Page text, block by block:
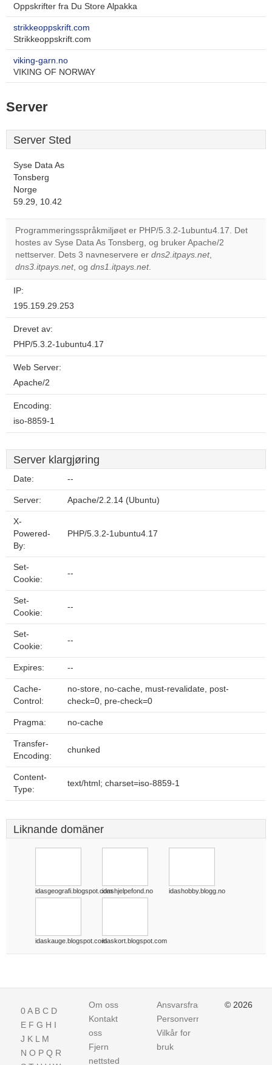
Oppskrifter fra Du Store Alpakka
strikkeoppskrift.com
Strikkeoppskrift.com
viking-garn.no
VIKING OF NORWAY
Server
Server Sted
Syse Data As
Tonsberg
Norge
59.29, 10.42
Programmeringsspråkmiljøet er PHP/5.3.2-1ubuntu4.17. Det
hostes av Syse Data As Tonsberg, og bruker Apache/2
nettserver. Dets 3 navneservere er dns2.itpays.net,
dns3.itpays.net, og dns1.itpays.net.
IP:
195.159.29.253
Drevet av:
PHP/5.3.2-1ubuntu4.17
Web Server:
Apache/2
Encoding:
iso-8859-1
Server klargjøring
Date: --
Server: Apache/2.2.14 (Ubuntu)
X-
Powered-
By:
PHP/5.3.2-1ubuntu4.17
Set-
Cookie:
--
Set-
Cookie:
--
Set-
Cookie:
--
Expires: --
Cache-
Control:
no-store, no-cache, must-revalidate, post-
check=0, pre-check=0
Pragma: no-cache
Transfer-
Encoding:
chunked
Content-
Type:
text/html; charset=iso-8859-1
Liknande domäner
idasgeografi.blogspot.comidashjelpefond.no idashobby.blogg.no
idaskauge.blogspot.comidaskort.blogspot.com
0A B C D
E F G H I
J K L M
N O P Q R
Om oss
Kontakt
oss
Fjern
nettsted
Ansvarsfraskrivelse
Personvern
Vilkår for
bruk
© 2026